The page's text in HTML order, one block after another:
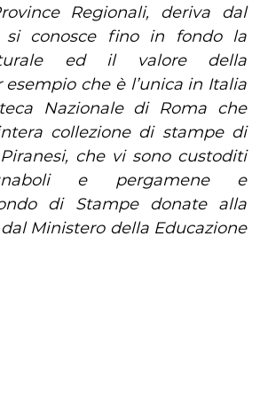
Regionali, deriva dal
conosce fino in fondo la
ed il valore della
esempio che è l’unica in Italia
Nazionale di Roma che
collezione di stampe di
che vi sono custoditi
e pergamene e
di Stampe donate alla
Ministero della Educazione